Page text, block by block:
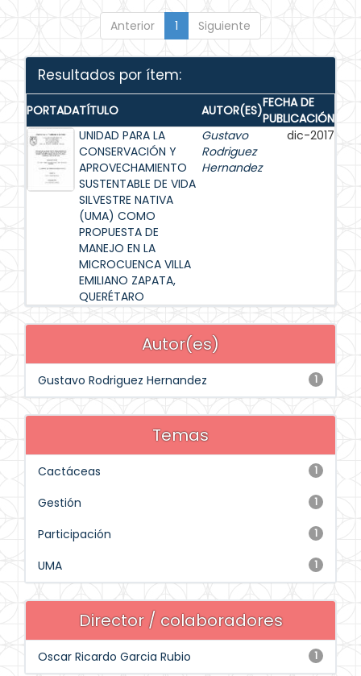
Anterior 1 Siguiente
Resultados por ítem:
PORTADATÍTULO AUTOR(ES)FECHA DE
PUBLICACIÓN
UNIDAD PARA LA
CONSERVACIÓN Y
APROVECHAMIENTO
SUSTENTABLE DE VIDA
SILVESTRE NATIVA
(UMA) COMO
PROPUESTA DE
MANEJO EN LA
MICROCUENCA VILLA
EMILIANO ZAPATA,
QUERÉTARO
Gustavo
Rodriguez
Hernandez
dic-2017
Autor(es)
1
Gustavo Rodriguez Hernandez
Temas
1
Cactáceas
1
Gestión
1
Participación
1
UMA
Director / colaboradores
1
Oscar Ricardo Garcia Rubio